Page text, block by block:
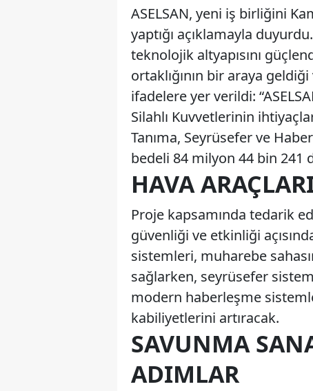
ASELSAN, yeni iş birliğini
yaptığı açıklamayla
teknolojik altyapısını
ortaklığının bir araya geldiği
ifadelere yer verildi:
Silahlı Kuvvetlerinin
Tanıma, Seyrüsefer ve
bedeli 84 milyon 44 bin 241
HAVA
Proje kapsamında tedarik
güvenliği ve etkinliği
sistemleri, muharebe
sağlarken, seyrüsefer
modern haberleşme
kabiliyetlerini artıracak.
SAVUNMA
ADIMLAR